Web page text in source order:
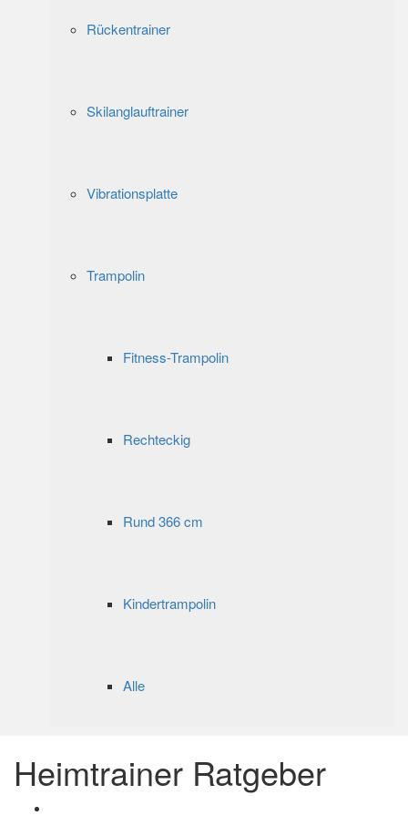
Rückentrainer
Skilanglauftrainer
Vibrationsplatte
Trampolin
Fitness-Trampolin
Rechteckig
Rund 366 cm
Kindertrampolin
Alle
Heimtrainer Ratgeber